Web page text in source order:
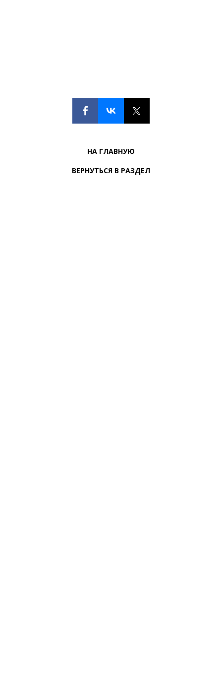
НА ГЛАВНУЮ
ВЕРНУТЬСЯ В РАЗДЕЛ